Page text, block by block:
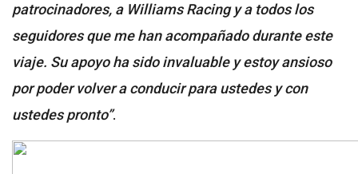
patrocinadores, a Williams Racing y a todos los
seguidores que me han acompañado durante este
viaje. Su apoyo ha sido invaluable y estoy ansioso
por poder volver a conducir para ustedes y con
ustedes pronto”.